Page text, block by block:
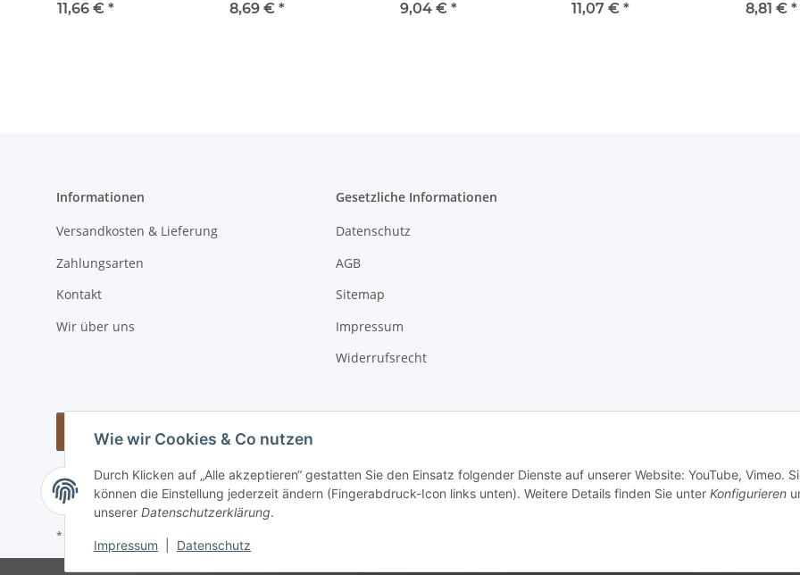
Wie wir Cookies & Co nutzen
Durch Klicken auf „Alle akzeptieren“ gestatten Sie den Einsatz folgender Dienste auf unserer Website: YouTube, Vimeo.
können die Einstellung jederzeit ändern (Fingerabdruck-Icon links unten). Weitere Details finden Sie unter Konfigurieren
unserer Datenschutzerklärung.
Impressum Datenschutz
Dauerdekoration
11,66 € *
Container zu
8,69 € *
Rentierkopf
9,04 € *
Winterabende
11,07 € * 8,81 € *
Informationen
Versandkosten & Lieferung
Zahlungsarten
Kontakt
Wir über uns
Gesetzliche Informationen
Datenschutz
AGB
Sitemap
Impressum
Widerrufsrecht
Vertrag widerrufen
* Alle Preise inkl. gesetzlicher USt., zzgl.